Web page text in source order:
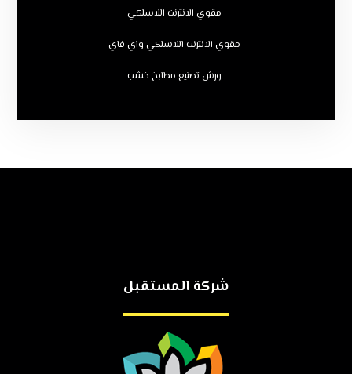
مقوي الانترنت اللاسلكي
مقوي الانترنت اللاسلكي واي فاي
ورش تصنيع مطابخ خشب
شركة المستقبل